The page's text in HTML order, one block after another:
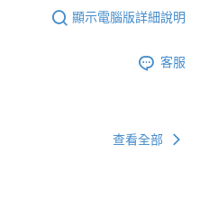
顯示電腦版詳細說明
客服
查看全部